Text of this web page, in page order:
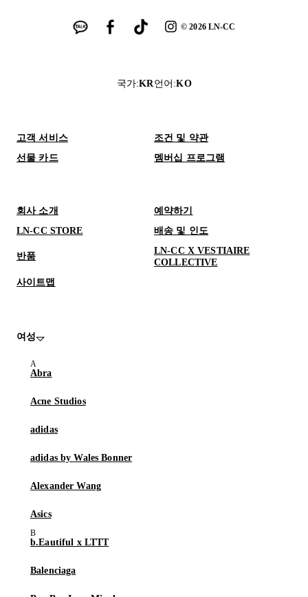
©2026LN-CC
국가:KR 언어 :KO
고객 서비스
조건 및 약관
선물 카드
멤버십 프로그램
회사 소개
예약하기
LN-CC STORE
배송 및 인도
반품
LN-CC X VESTIAIRE
COLLECTIVE
사이트맵
여성
Abra
Acne Studios
adidas
adidas by Wales Bonner
Alexander Wang
Asics
b.Eautiful x LTTT
Balenciaga